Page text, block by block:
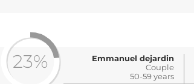
23%
Emmanuel dejardin
Couple
50-59 years